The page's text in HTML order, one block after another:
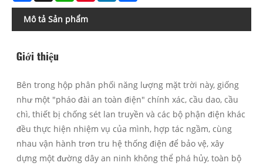
Mô tả Sản phẩm
Giới thiệu
Bên trong hộp phân phối năng lượng mặt trời này, giống
như một "pháo đài an toàn điện" chính xác, cầu dao, cầu
chì, thiết bị chống sét lan truyền và các bộ phận điện khác
đều thực hiện nhiệm vụ của mình, hợp tác ngầm, cùng
nhau vận hành trơn tru hệ thống điện để bảo vệ, xây
dựng một đường dây an ninh không thể phá hủy, toàn bộ